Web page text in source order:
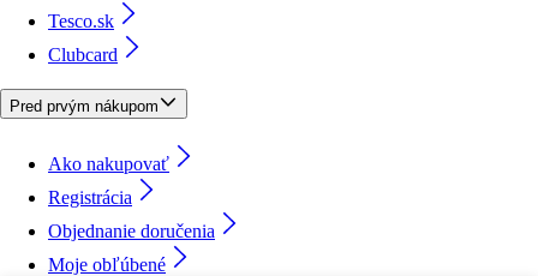
Tesco.sk
Clubcard
Pred prvým nákupom
Ako nakupovať
Registrácia
Objednanie doručenia
Moje obľúbené